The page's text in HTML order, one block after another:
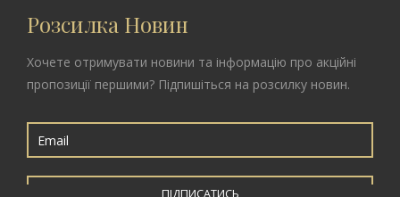
Розсилка Новин
Хочете отримувати новини та інформацію про акційні
пропозиції першими? Підпишіться на розсилку новин.
ПІДПИСАТИСЬ